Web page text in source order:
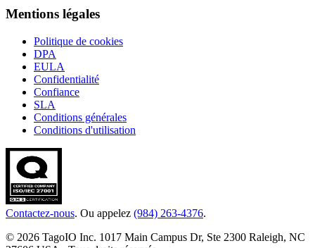
Mentions légales
Politique de cookies
DPA
EULA
Confidentialité
Confiance
SLA
Conditions générales
Conditions d'utilisation
Contactez-nous. Ou appelez (984) 263-4376.
© 2026 TagoIO Inc. 1017 Main Campus Dr, Ste 2300 Raleigh, NC